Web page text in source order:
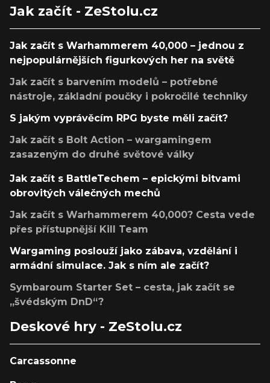
Jak začít - ZeStolu.cz
Jak začít s Warhammerem 40,000 – jednou z
nejpopulárnějších figurkových her na světě
Jak začít s barvením modelů – potřebné
nástroje, základní poučky i pokročilé techniky
S jakým vyprávěcím RPG byste měli začít?
Jak začít s Bolt Action – wargamingem
zasazeným do druhé světové války
Jak začít s BattleTechem – epickými bitvami
obrovitých válečných mechů
Jak začít s Warhammerem 40,000? Cesta vede
přes přístupnější Kill Team
Wargaming poslouží jako zábava, vzdělání i
armádní simulace. Jak s ním ale začít?
Symbaroum Starter Set – cesta, jak začít se
„švédským DnD“?
Deskové hry - ZeStolu.cz
Carcassonne